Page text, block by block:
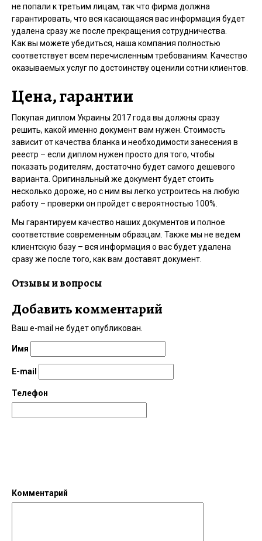
не попали к третьим лицам, так что фирма должна
гарантировать, что вся касающаяся вас информация будет
удалена сразу же после прекращения сотрудничества.
Как вы можете убедиться, наша компания полностью
соответствует всем перечисленным требованиям. Качество
оказываемых услуг по достоинству оценили сотни клиентов.
Цена, гарантии
Покупая диплом Украины 2017 года вы должны сразу
решить, какой именно документ вам нужен. Стоимость
зависит от качества бланка и необходимости занесения в
реестр – если диплом нужен просто для того, чтобы
показать родителям, достаточно будет самого дешевого
варианта. Оригинальный же документ будет стоить
несколько дороже, но с ним вы легко устроитесь на любую
работу – проверки он пройдет с вероятностью 100%.
Мы гарантируем качество наших документов и полное
соответствие современным образцам. Также мы не ведем
клиентскую базу – вся информация о вас будет удалена
сразу же после того, как вам доставят документ.
Отзывы и вопросы
Добавить комментарий
Ваш e-mail не будет опубликован.
Имя
E-mail
Телефон
Комментарий